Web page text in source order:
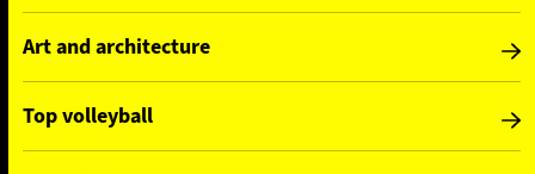
Art and architecture
Top volleyball